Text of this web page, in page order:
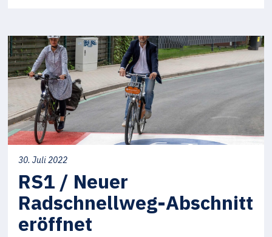
30. Juli 2022
RS1 / Neuer
Radschnellweg-Abschnitt
eröffnet